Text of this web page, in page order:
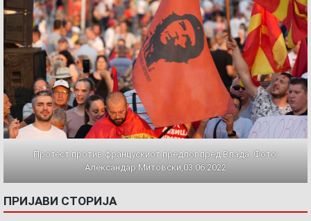
Протест против францускиот предлог пред Влада. Фото:
Александар Митовски,03.06.2022
ПРИЈАВИ СТОРИЈА